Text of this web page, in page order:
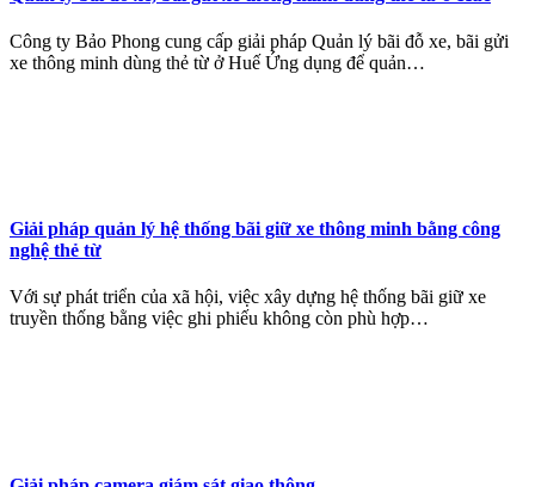
Công ty Bảo Phong cung cấp giải pháp Quản lý bãi đỗ xe, bãi gửi
xe thông minh dùng thẻ từ ở Huế Ứng dụng để quản…
Giải pháp quản lý hệ thống bãi giữ xe thông minh bằng công
nghệ thẻ từ
Với sự phát triển của xã hội, việc xây dựng hệ thống bãi giữ xe
truyền thống bằng việc ghi phiếu không còn phù hợp…